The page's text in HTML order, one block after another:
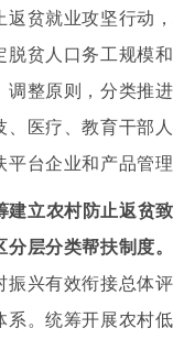
返贫就业攻坚行动
脱贫人口务工规模
调整原则，分类推
医疗、教育干部人
台企业和产品管理
建立农村防止返贫
分层分类帮扶制度。
振兴有效衔接总体
系。统筹开展农村